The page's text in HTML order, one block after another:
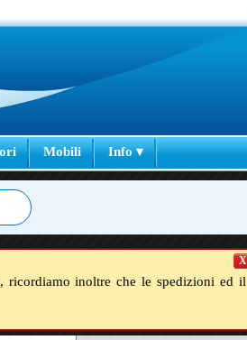
Mobili Info ▾
ricordiamo inoltre che le spedizioni ed il
X